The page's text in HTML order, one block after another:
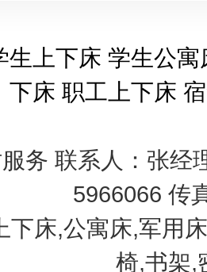
生上下床 学生公寓
下床 职工上下床
务 联系人：张经
5966066 传
下床,公寓床,军用
椅,书架,